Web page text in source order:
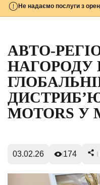
Не надаємо послуги з
АВТО-
НАГОРОДУ
MOTORS
03.02.26 174